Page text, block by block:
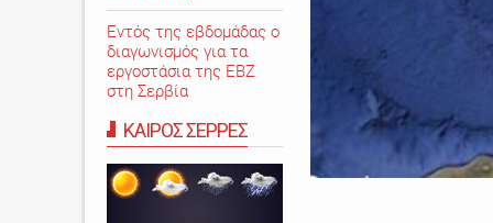
Εντός της εβδομάδας ο
διαγωνισμός για τα
εργοστάσια της ΕΒΖ
στη Σερβία
ΚΑΙΡΟΣ ΣΕΡΡΕΣ